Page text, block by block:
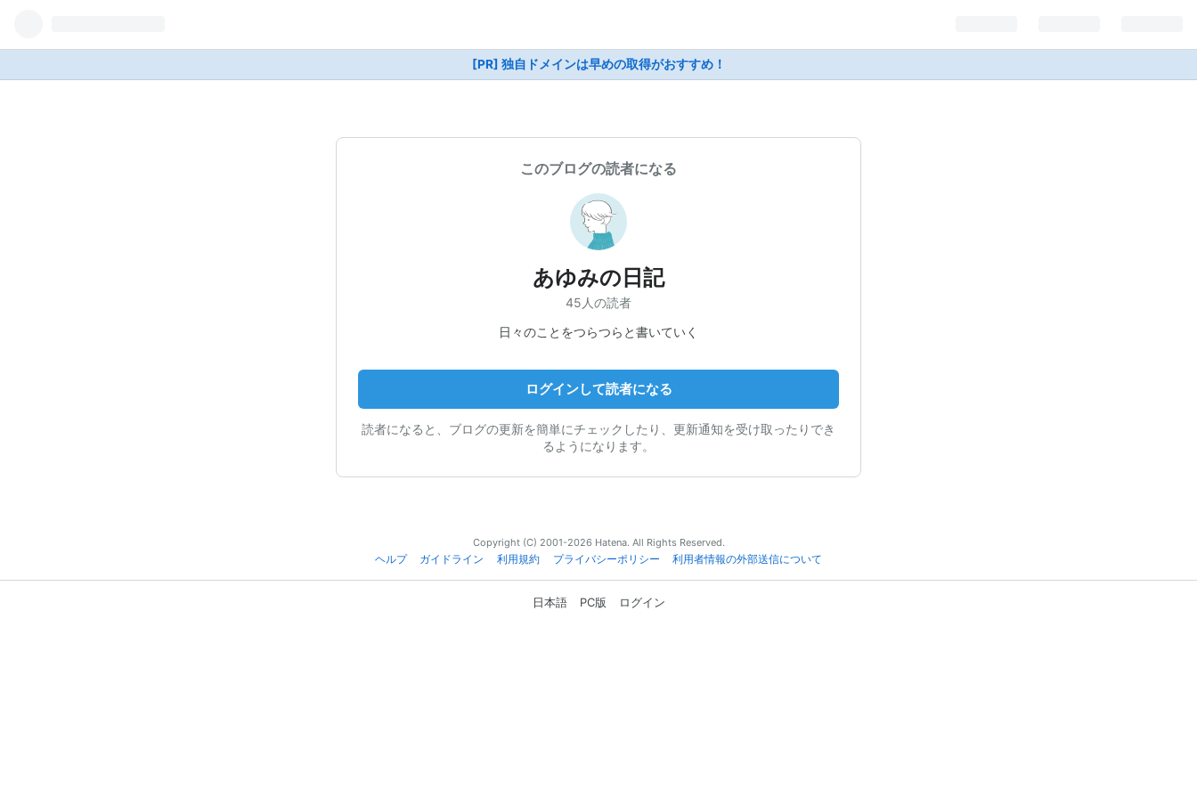
[PR] 独自ドメインは早めの取得がおすすめ！
このブログの読者になる
あゆみの日記
45人の読者
日々のことをつらつらと書いていく
ログインして読者になる
読者になると、ブログの更新を簡単にチェックしたり、更新通知を受け取ったりでき
るようになります。
Copyright (C) 2001-2026 Hatena. All Rights Reserved.
ヘルプ
ガイドライン 利用規約 プライバシーポリシー 利用者情報の外部送信について
日本語 PC版 ログイン